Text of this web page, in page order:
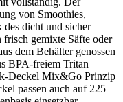
von Smoothies,
des dicht und sicher
gemixte Säfte oder
dem Behälter genossen
BPA-freiem Tritan
Deckel Mix&Go Prinzip
passen auch auf 225